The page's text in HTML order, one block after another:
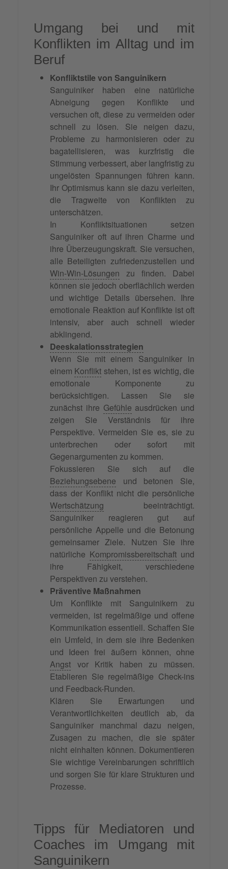
Umgang bei und mit
Konflikten im Alltag und im
Beruf
Konfliktstile von Sanguinikern
Sanguiniker haben eine natürliche
Abneigung gegen Konflikte und
versuchen oft, diese zu vermeiden oder
schnell zu lösen. Sie neigen dazu,
Probleme zu harmonisieren oder zu
bagatellisieren, was kurzfristig die
Stimmung verbessert, aber langfristig zu
ungelösten Spannungen führen kann.
Ihr Optimismus kann sie dazu verleiten,
die Tragweite von Konflikten zu
unterschätzen.
In Konfliktsituationen setzen
Sanguiniker oft auf ihren Charme und
ihre Überzeugungskraft. Sie versuchen,
alle Beteiligten zufriedenzustellen und
Win-Win-Lösungen zu finden. Dabei
können sie jedoch oberflächlich werden
und wichtige Details übersehen. Ihre
emotionale Reaktion auf Konflikte ist oft
intensiv, aber auch schnell wieder
abklingend.
Deeskalationsstrategien
Wenn Sie mit einem Sanguiniker in
einem Konflikt stehen, ist es wichtig, die
emotionale Komponente zu
berücksichtigen. Lassen Sie sie
zunächst ihre Gefühle ausdrücken und
zeigen Sie Verständnis für ihre
Perspektive. Vermeiden Sie es, sie zu
unterbrechen oder sofort mit
Gegenargumenten zu kommen.
Fokussieren Sie sich auf die
Beziehungsebene und betonen Sie,
dass der Konflikt nicht die persönliche
Wertschätzung beeinträchtigt.
Sanguiniker reagieren gut auf
persönliche Appelle und die Betonung
gemeinsamer Ziele. Nutzen Sie ihre
natürliche Kompromissbereitschaft und
ihre Fähigkeit, verschiedene
Perspektiven zu verstehen.
Präventive Maßnahmen
Um Konflikte mit Sanguinikern zu
vermeiden, ist regelmäßige und offene
Kommunikation essentiell. Schaffen Sie
ein Umfeld, in dem sie ihre Bedenken
und Ideen frei äußern können, ohne
Angst vor Kritik haben zu müssen.
Etablieren Sie regelmäßige Check-ins
und Feedback-Runden.
Klären Sie Erwartungen und
Verantwortlichkeiten deutlich ab, da
Sanguiniker manchmal dazu neigen,
Zusagen zu machen, die sie später
nicht einhalten können. Dokumentieren
Sie wichtige Vereinbarungen schriftlich
und sorgen Sie für klare Strukturen und
Prozesse.
Tipps für Mediatoren und
Coaches im Umgang mit
Sanguinikern